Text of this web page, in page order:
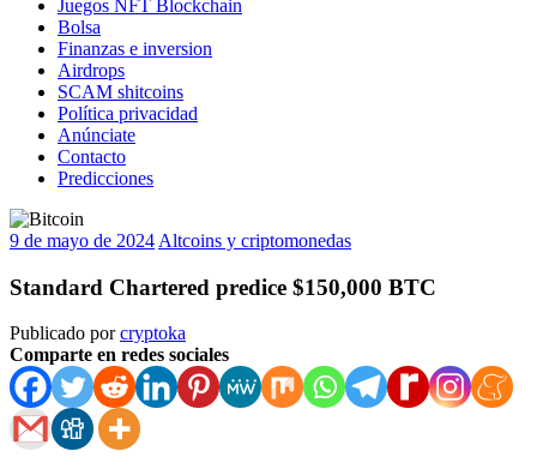
Juegos NFT Blockchain
Bolsa
Finanzas e inversion
Airdrops
SCAM shitcoins
Política privacidad
Anúnciate
Contacto
Predicciones
9 de mayo de 2024 Altcoins y criptomonedas
Standard Chartered predice $150,000 BTC
Publicado porcryptoka
Comparte en redes sociales